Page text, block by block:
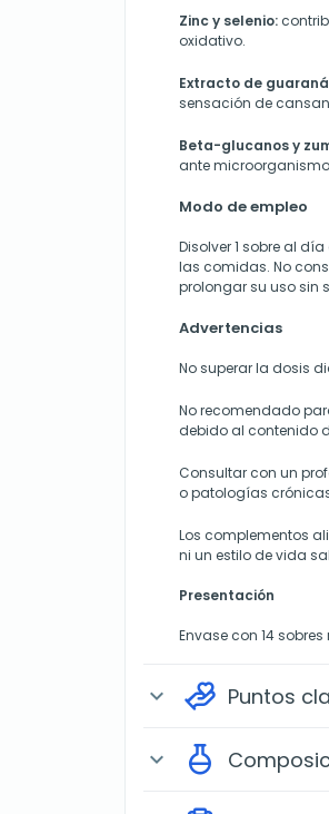
Zinc y selenio:
oxidativo.
Extracto de
sensación de
Beta-glucanos y
ante
Modo de empleo
Disolver 1 sobre al
las comidas. No
prolongar su uso sin
Advertencias
No superar la dosis
No recomendado
debido al contenido
Consultar con un
o patologías
Los complementos
ni un estilo de vida
Presentación
Envase con 14
expand_more Puntos
expand_more